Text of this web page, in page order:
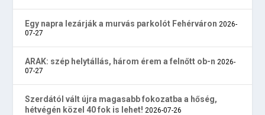
Egy napra lezárják a murvás parkolót Fehérváron 2026-
07-27
ARAK: szép helytállás, három érem a felnőtt ob-n 2026-
07-27
Szerdától vált újra magasabb fokozatba a hőség,
hétvégén közel 40 fok is lehet! 2026-07-26